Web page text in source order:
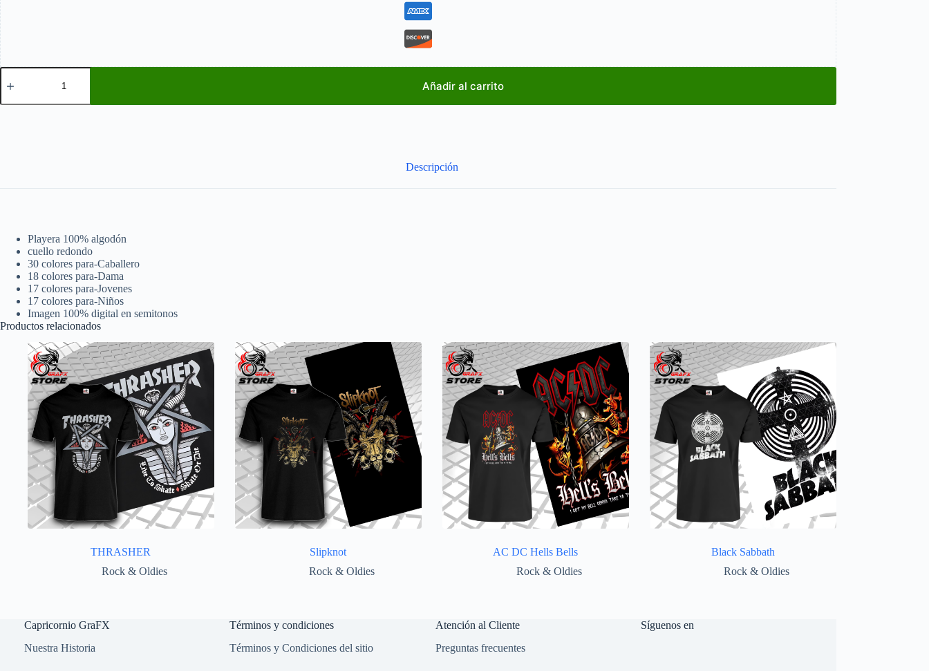
Guns
&
Texana
Añadir al carrito
Descripción
Playera 100% algodón
cuello redondo
30 colores para-Caballero
18 colores para-Dama
17 colores para-Jovenes
17 colores para-Niños
Imagen 100% digital en semitonos
Productos relacionados
THRASHER
Rock & Oldies
Slipknot
Rock & Oldies
AC DC Hells Bells
Rock & Oldies
Black Sabbath
Rock & Oldies
Capricornio GraFX
Nuestra Historia
Términos y condiciones
Términos y Condiciones del sitio
Atención al Cliente
Preguntas frecuentes
Síguenos en